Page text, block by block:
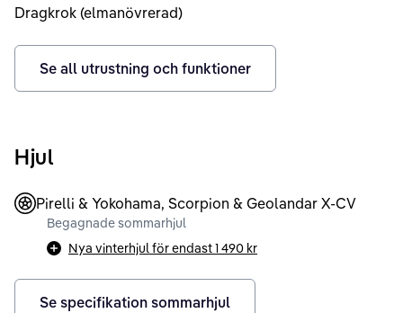
Dragkrok (elmanövrerad)
Se all utrustning och funktioner
Hjul
Pirelli & Yokohama, Scorpion & Geolandar X-CV
Begagnade sommarhjul
Nya vinterhjul för endast1 490 kr
Se specifikation sommarhjul